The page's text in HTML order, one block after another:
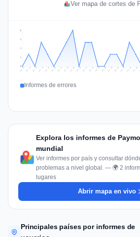
Ver mapa de cortes de
1
2
2
3
Jul 11 Jul 12 Jul 13 Jul 14 Jul 15 Jul 16 Jul 17 Jul 18 Jul 19 Jul 20 Jul 21 Jul 22 Jul 23 Jul 24 Jul 25 Jul 26 Jul 27 Jul 28 Jul 29
Informes de errores
Explora los informes de
mundial
Ver informes por país y consultar
problemas a nivel global. — 🌍 2
lugares
Abrir mapa en vivo
Principales países por informes de